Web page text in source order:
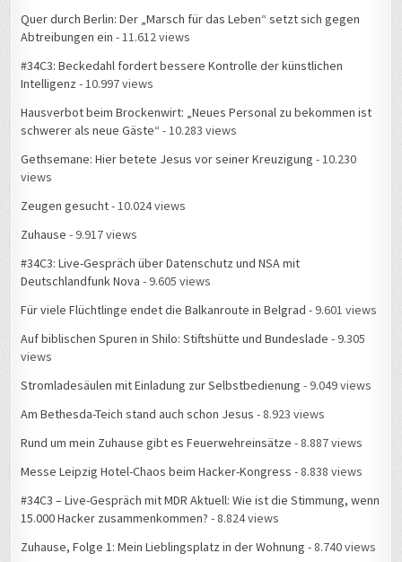
Quer durch Berlin: Der „Marsch für das Leben“ setzt sich gegen
Abtreibungen ein - 11.612 views
#34C3: Beckedahl fordert bessere Kontrolle der künstlichen
Intelligenz - 10.997 views
Hausverbot beim Brockenwirt: „Neues Personal zu bekommen ist
schwerer als neue Gäste“ - 10.283 views
Gethsemane: Hier betete Jesus vor seiner Kreuzigung - 10.230
views
Zeugen gesucht- 10.024 views
Zuhause - 9.917 views
#34C3: Live-Gespräch über Datenschutz und NSA mit
Deutschlandfunk Nova - 9.605 views
Für viele Flüchtlinge endet die Balkanroute in Belgrad - 9.601 views
Auf biblischen Spuren in Shilo: Stiftshütte und Bundeslade - 9.305
views
Stromladesäulen mit Einladung zur Selbstbedienung - 9.049 views
Am Bethesda-Teich stand auch schon Jesus - 8.923 views
Rund um mein Zuhause gibt es Feuerwehreinsätze - 8.887 views
Messe Leipzig Hotel-Chaos beim Hacker-Kongress - 8.838 views
#34C3 – Live-Gespräch mit MDR Aktuell: Wie ist die Stimmung, wenn
15.000 Hacker zusammenkommen? - 8.824 views
Zuhause, Folge 1: Mein Lieblingsplatz in der Wohnung - 8.740 views